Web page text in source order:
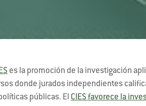
es la promoción de la investigación
donde jurados independientes
públicas. El CIES favorece la